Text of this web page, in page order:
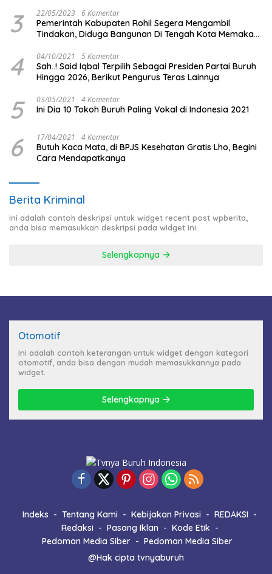
3 22/05/2023 6 Komentar
Pemerintah Kabupaten Rohil Segera Mengambil
Tindakan, Diduga Bangunan Di Tengah Kota Memakan
4 04/10/2021 5 Komentar
Sah..! Said Iqbal Terpilih Sebagai Presiden Partai Buruh
Hingga 2026, Berikut Pengurus Teras Lainnya
5 03/05/2021 4 Komentar
Ini Dia 10 Tokoh Buruh Paling Vokal di Indonesia 2021
6 17/04/2021 4 Komentar
Butuh Kaca Mata, di BPJS Kesehatan Gratis Lho, Begini
Cara Mendapatkanya
Berita Kriminal
Ini adalah contoh deskripsi untuk widget recent post wpberita,
anda bisa memasukkan deskripsi pada widget ini.
Selengkapnya
Otomotif
Ini adalah contoh keterangan untuk widget dengan kategori
otomotif, anda bisa dengan mudah memasukkannya pada
widget.
Selengkapnya
Indeks Tentang Kami Kebijakan Privasi
REDAKSI
Redaksi
Pasang Iklan
Kode Etik
Pedoman Media Siber
Pedoman Media Siber
@Hak cipta tvnyaburuh